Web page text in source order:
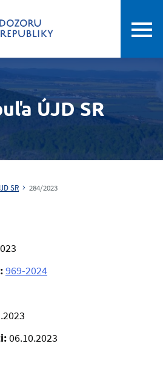
ÚJD SR
SR 284/2023
969-2024
06.10.2023